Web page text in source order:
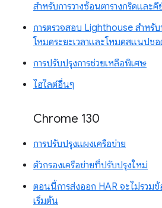
สำหรับการวางซ้อนตารางกริดและ
การตรวจสอบ Lighthouse สำหรั
โหมดระยะเวลาและโหมดสแนปชอ
การปรับปรุงการช่วยเหลือพิเศษ
ไฮไลต์อื่นๆ
Chrome 130
การปรับปรุงแผงเครือข่าย
ตัวกรองเครือข่ายที่ปรับปรุงใหม่
ตอนนี้การส่งออก HAR จะไม่รวม
เริ่มต้น